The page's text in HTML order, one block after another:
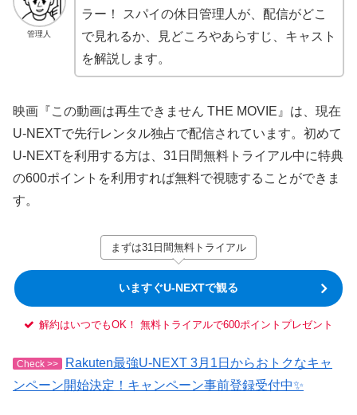
管理人
ラー！ スパイの休日管理人が、配信がどこ
で見れるか、見どころやあらすじ、キャスト
を解説します。
映画『この動画は再生できません THE MOVIE』は、現在
U-NEXTで先行レンタル独占で配信されています。初めて
U-NEXTを利用する方は、31日間無料トライアル中に特典
の600ポイントを利用すれば無料で視聴することができま
す。
まずは31日間無料トライアル
いますぐU-NEXTで観る
解約はいつでもOK！ 無料トライアルで600ポイントプレゼント
Check >>
Rakuten最強U-NEXT 3月1日からおトクなキャ
ンペーン開始決定！キャンペーン事前登録受付中✨